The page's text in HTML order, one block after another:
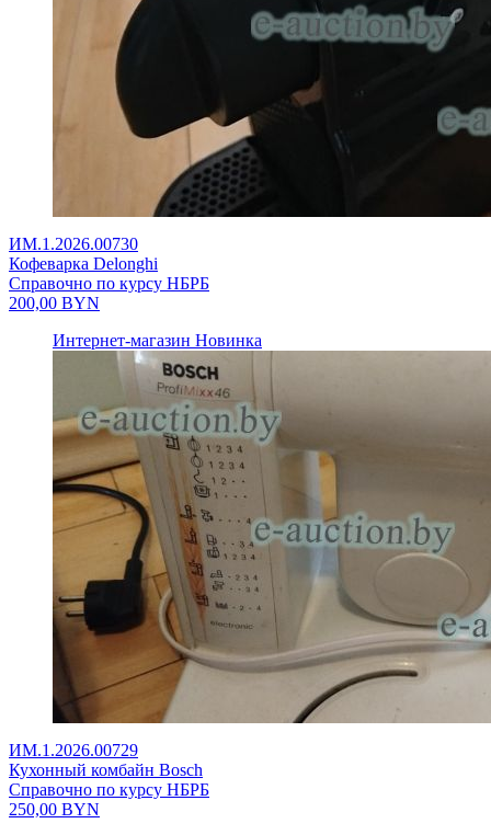
ИМ.1.2026.00730
Кофеварка Delonghi
Справочно по курсу НБРБ
200,00 BYN
Интернет-магазин Новинка
ИМ.1.2026.00729
Кухонный комбайн Bosch
Справочно по курсу НБРБ
250,00 BYN